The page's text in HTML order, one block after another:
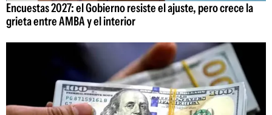
Encuestas 2027: el Gobierno resiste el ajuste, pero crece la
grieta entre AMBA y el interior